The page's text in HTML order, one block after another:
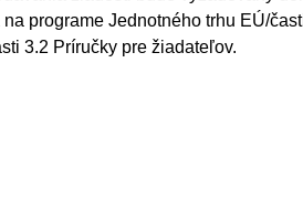
programe Jednotného trhu EÚ/
3.2 Príručky pre žiadateľov.